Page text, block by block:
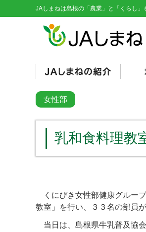
JAしまねは島根の「農業」と「くらし」
経営理念・基本目標
役員紹介
組織図
総代会資料
JAとは/JAの仕組み
シンボルマーク
女性部
乳和食料理教
くにびき女性部健康グループ
教室」を行い、３３名の部員
当日は、島根県牛乳普及協